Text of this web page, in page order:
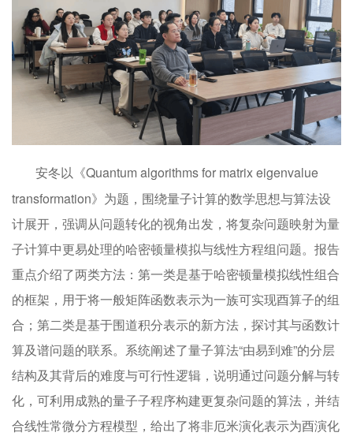
安冬以《Quantum algorithms for matrix eigenvalue
transformation》为题，围绕量子计算的数学思想与算法设
计展开，强调从问题转化的视角出发，将复杂问题映射为量
子计算中更易处理的哈密顿量模拟与线性方程组问题。报告
重点介绍了两类方法：第一类是基于哈密顿量模拟线性组合
的框架，用于将一般矩阵函数表示为一族可实现酉算子的组
合；第二类是基于围道积分表示的新方法，探讨其与函数计
算及谱问题的联系。系统阐述了量子算法“由易到难”的分层
结构及其背后的难度与可行性逻辑，说明通过问题分解与转
化，可利用成熟的量子子程序构建更复杂问题的算法，并结
合线性常微分方程模型，给出了将非厄米演化表示为酉演化